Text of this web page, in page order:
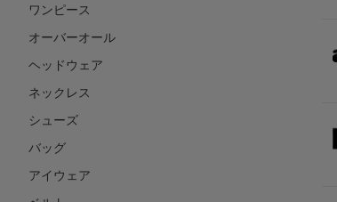
ワンピース
オーバーオール
ヘッドウェア
ネックレス
シューズ
バッグ
アイウェア